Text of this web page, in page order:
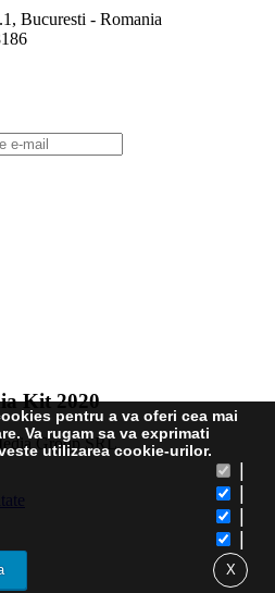
Bucuresti - Romania
Kit 2020
Group SRL
pentru a va oferi cea mai
Va rugam sa va exprimati
utilizarea cookie-urilor.
X